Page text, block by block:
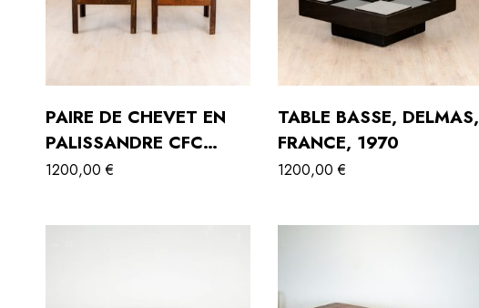
PAIRE DE CHEVET EN
PALISSANDRE CFC
SILKEBORG,
1200,00€
TABLE BASSE, DELMAS,
FRANCE, 1970
1200,00€